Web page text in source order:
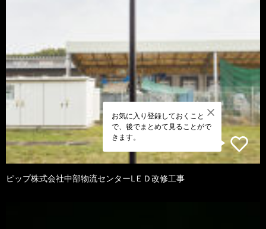
お気に入り登録しておくこと
で、後でまとめて見ることがで
きます。
ピップ株式会社中部物流センターLＥＤ改修工事